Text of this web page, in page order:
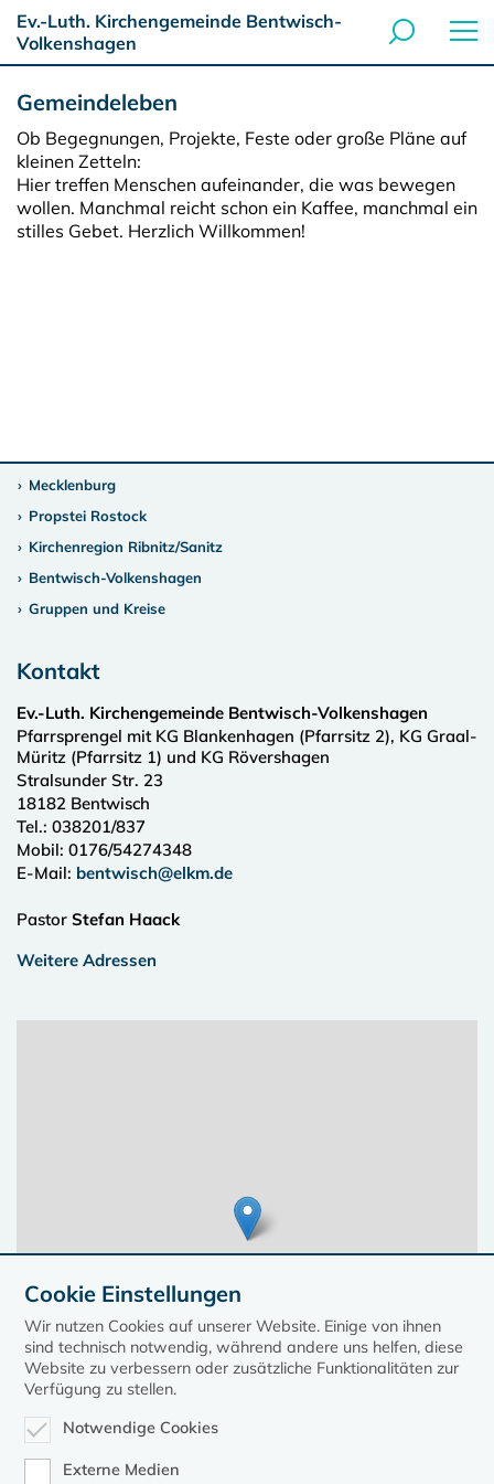
Ev.-Luth. Kirchengemeinde Bentwisch-
Volkenshagen
Gemeindeleben
Ob Begegnungen, Projekte, Feste oder große Pläne auf
kleinen Zetteln:
Hier treffen Menschen aufeinander, die was bewegen
wollen. Manchmal reicht schon ein Kaffee, manchmal ein
stilles Gebet. Herzlich Willkommen!
Mecklenburg
Propstei Rostock
Kirchenregion Ribnitz/Sanitz
Bentwisch-Volkenshagen
Gruppen und Kreise
Kontakt
Ev.-Luth. Kirchengemeinde Bentwisch-Volkenshagen
Pfarrsprengel mit KG Blankenhagen (Pfarrsitz 2), KG Graal-
Müritz (Pfarrsitz 1) und KG Rövershagen
Stralsunder Str. 23
18182 Bentwisch
Tel.: 038201/837
Mobil: 0176/54274348
E-Mail: bentwisch@elkm.de
Pastor Stefan Haack
Weitere Adressen
Cookie Einstellungen
Wir nutzen Cookies auf unserer Website. Einige von ihnen
sind technisch notwendig, während andere uns helfen, diese
Website zu verbessern oder zusätzliche Funktionalitäten zur
Verfügung zu stellen.
Notwendige Cookies
Externe Medien